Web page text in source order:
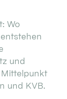
Wo
und
Mittelpunkt
und KVB.